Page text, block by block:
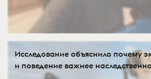
Исследование объяснило почему
и поведение важнее